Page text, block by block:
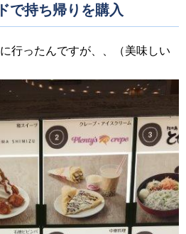
で持ち帰りを購入
行ったんですが、、（美味しい